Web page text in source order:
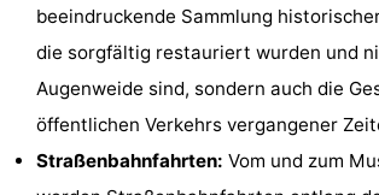
Livingstone
Port
Greve
Port
beeindruckende Sammlung
die sorgfältig restauriert wurden und
Augenweide sind, sondern auch die
öffentlichen Verkehrs vergangener
Straßenbahnfahrten: Vom und zum